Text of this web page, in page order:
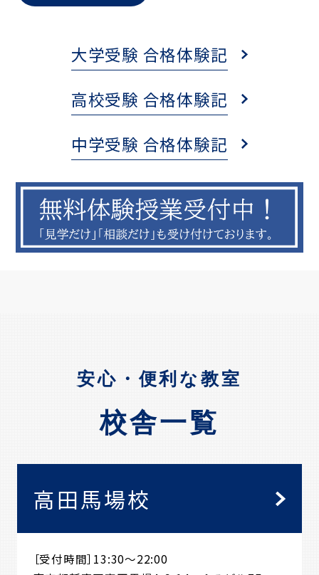
大学受験 合格体験記
高校受験 合格体験記
中学受験 合格体験記
安心・便利な教室
校舎一覧
高田馬場校
［受付時間］13:30～22:00